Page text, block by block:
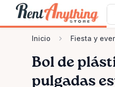
Inicio Fiesta y
Bol de
pulgadas